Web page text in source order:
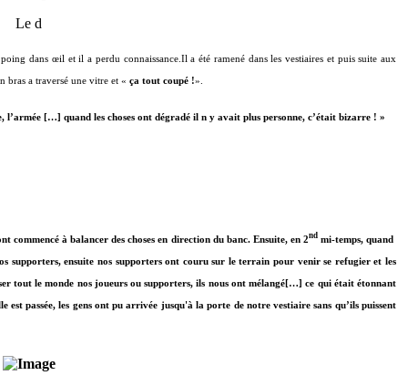
Le d
dans œil et il a perdu connaissance. Il a été ramené dans les vestiaires et puis suite aux
bras a traversé une vitre et « ça tout coupé !».
[…] quand les choses ont dégradé il n y avait plus personne, c’était bizarre ! »
commencé à balancer des choses en direction du banc. Ensuite, en 2ndmi-temps, quand
supporters, ensuite nos supporters ont couru sur le terrain pour venir se refugier et les
tout le monde nos joueurs ou supporters, ils nous ont mélangé[…] ce qui était étonnant
est passée, les gens ont pu arrivée jusqu'à la porte de notre vestiaire sans qu’ils puissent